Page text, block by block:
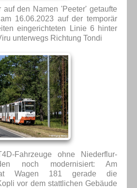
auf den Namen 'Peeter' getaufte
16.06.2023 auf der temporär
eingerichteten Linie 6 hinter
unterwegs Richtung Tondi
Fahrzeuge ohne Niederflur-
noch modernisiert: Am
Wagen 181 gerade die
vor dem stattlichen Gebäude